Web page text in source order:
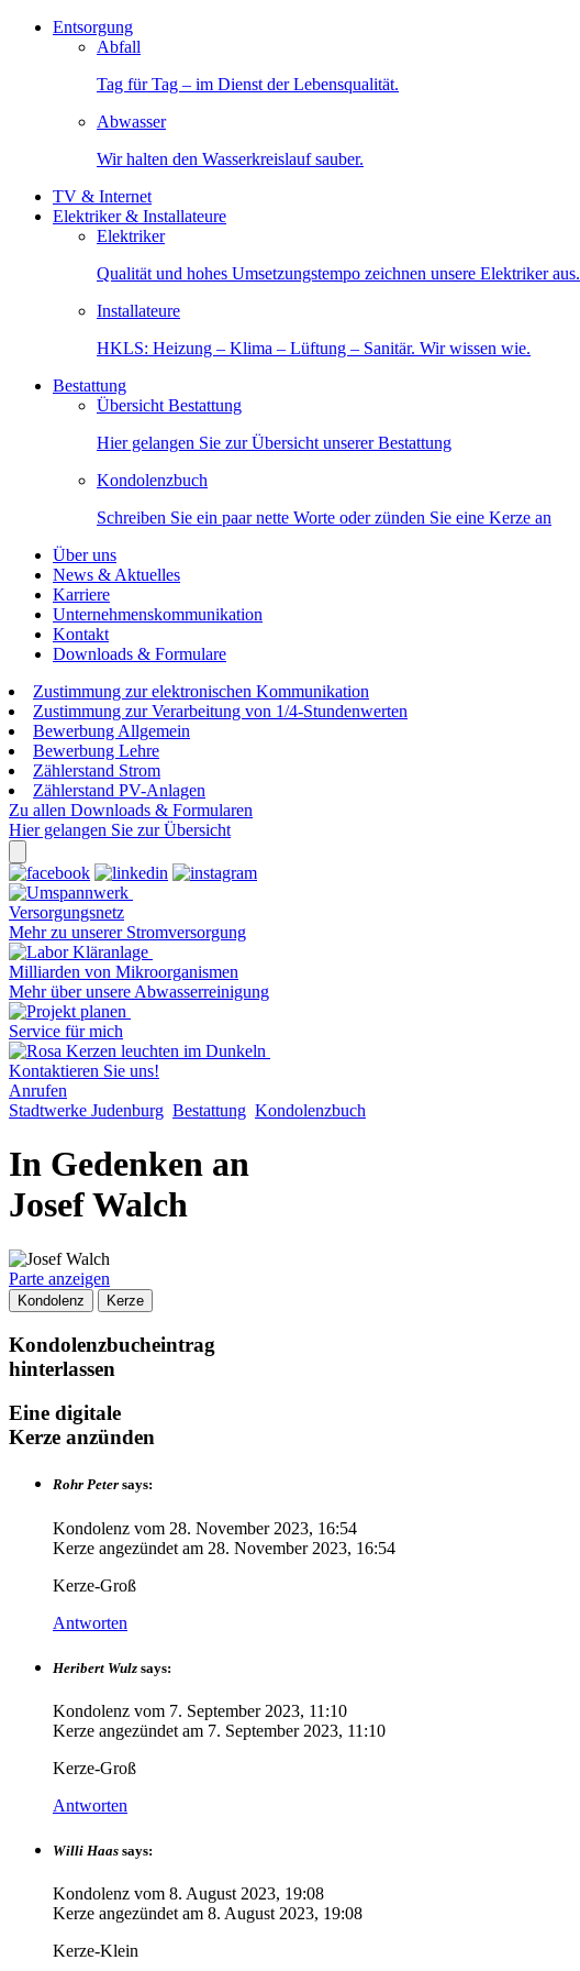
Entsorgung
Abfall
Tag für Tag – im Dienst der Lebensqualität.
Abwasser
Wir halten den Wasserkreislauf sauber.
TV & Internet
Elektriker & Installateure
Elektriker
Qualität und hohes Umsetzungstempo zeichnen unsere Elektriker aus.
Installateure
HKLS: Heizung – Klima – Lüftung – Sanitär. Wir wissen wie.
Bestattung
Übersicht Bestattung
Hier gelangen Sie zur Übersicht unserer Bestattung
Kondolenzbuch
Schreiben Sie ein paar nette Worte oder zünden Sie eine Kerze an
Über uns
News & Aktuelles
Karriere
Unternehmenskommunikation
Kontakt
Downloads & Formulare
Zustimmung zur elektronischen Kommunikation
Zustimmung zur Verarbeitung von 1/4-Stundenwerten
Bewerbung Allgemein
Bewerbung Lehre
Zählerstand Strom
Zählerstand PV-Anlagen
Zu allen Downloads & Formularen
Hier gelangen Sie zur Übersicht
Versorgungsnetz
Mehr zu unserer Stromversorgung
Milliarden von Mikroorganismen
Mehr über unsere Abwasserreinigung
Service für mich
Kontaktieren Sie uns!
Anrufen
Stadtwerke Judenburg Bestattung Kondolenzbuch
In Gedenken an
Josef Walch
Parte anzeigen
Kondolenz Kerze
Kondolenzbucheintrag
hinterlassen
Eine digitale
Kerze anzünden
Rohr Peter says:
Kondolenz vom 28. November 2023, 16:54
Kerze angezündet am 28. November 2023, 16:54
Kerze-Groß
Antworten
Heribert Wulz says:
Kondolenz vom 7. September 2023, 11:10
Kerze angezündet am 7. September 2023, 11:10
Kerze-Groß
Antworten
Willi Haas says:
Kondolenz vom 8. August 2023, 19:08
Kerze angezündet am 8. August 2023, 19:08
Kerze-Klein